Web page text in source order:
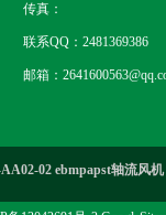
传真：
联系QQ：2481369386
邮箱：
02 ebmpapst轴流风